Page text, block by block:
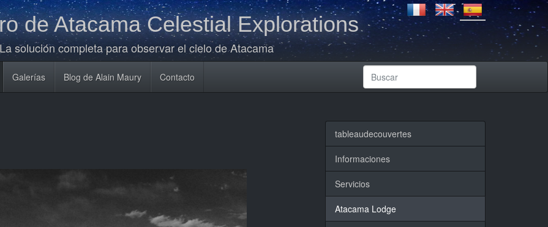
de Atacama Celestial Explorations
La solución completa para observar el cielo de Atacama
Galerías Blog de Alain Maury Contacto
tableaudecouvertes
Informaciones
Servicios
Atacama Lodge